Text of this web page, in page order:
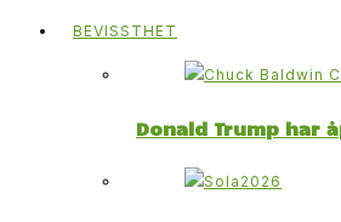
BEVISSTHET
Donald Trump har